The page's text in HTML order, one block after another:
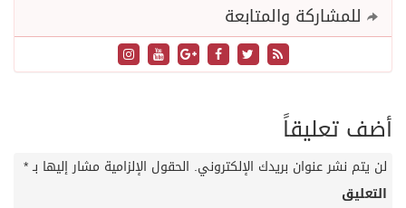
للمشاركة والمتابعة
أضف تعليقاً
لن يتم نشر عنوان بريدك الإلكتروني. الحقول الإلزامية مشار إليها بـ*
التعليق